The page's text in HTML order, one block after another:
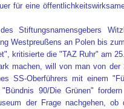
für eine
Stiftungsnamensgebers
Westpreußens an Polen bis
kritisierte die "TAZ Ruhr" am
machen, will von man von
SS-Oberführers mit einem
90/Die Grünen"
der Frage nachgehen, ob